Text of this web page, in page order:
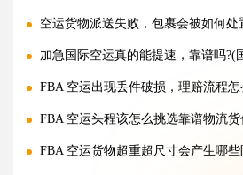
空运货物派送失败，包裹会被如何处置?（
加急国际空运真的能提速，靠谱吗?(
FBA 空运出现丢件破损，理赔流程怎么走
FBA 空运头程该怎么挑选靠谱物流货代（
FBA 空运货物超重超尺寸会产生哪些附加费?(